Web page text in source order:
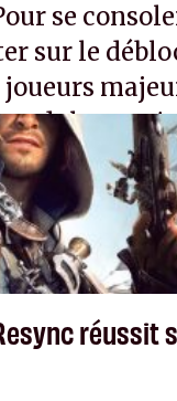
se
sur le
adultes, qui
du pouvoir
réussit